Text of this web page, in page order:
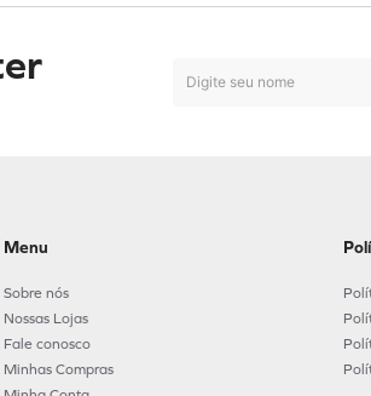
Menu
Sobre nós
Nossas Lojas
Fale conosco
Minhas Compras